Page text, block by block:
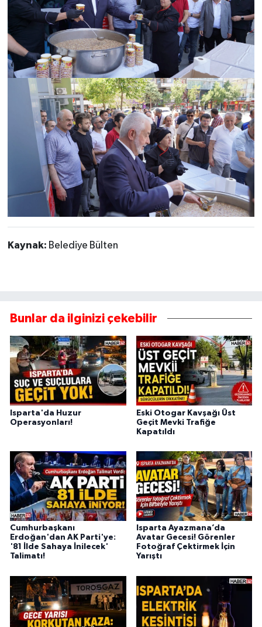
Kaynak: Belediye Bülten
Bunlar da ilginizi çekebilir
Isparta'da Huzur
Operasyonları!
Eski Otogar Kavşağı Üst
Geçit Mevki Trafiğe
Kapatıldı
Cumhurbaşkanı
Erdoğan'dan AK Parti'ye:
'81 İlde Sahaya İnilecek'
Talimatı!
Isparta Ayazmana’da
Avatar Gecesi! Görenler
Fotoğraf Çektirmek İçin
Yarıştı